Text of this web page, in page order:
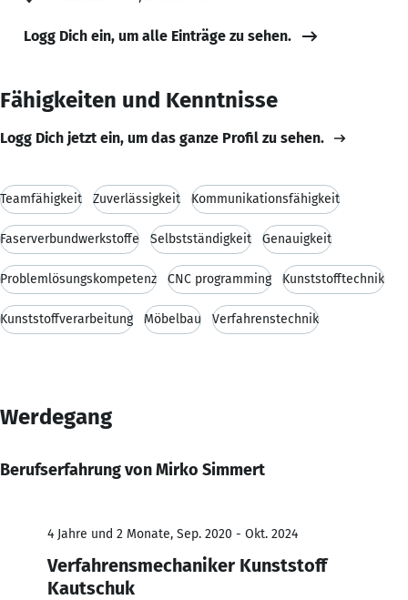
Logg Dich ein, um alle Einträge zu sehen.
Fähigkeiten und Kenntnisse
Logg Dich jetzt ein, um das ganze Profil zu sehen.
Teamfähigkeit Zuverlässigkeit Kommunikationsfähigkeit
Faserverbundwerkstoffe Selbstständigkeit Genauigkeit
Problemlösungskompetenz CNC programming Kunststofftechnik
Kunststoffverarbeitung Möbelbau Verfahrenstechnik
Werdegang
Berufserfahrung von Mirko Simmert
4 Jahre und 2 Monate, Sep. 2020 - Okt. 2024
Verfahrensmechaniker Kunststoff
Kautschuk